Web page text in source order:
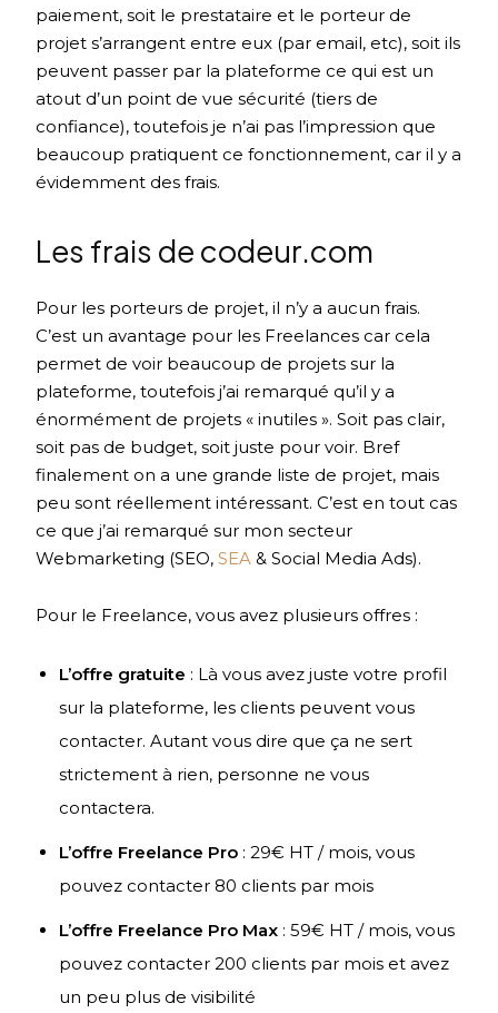
paiement, soit le prestataire et le porteur de
projet s’arrangent entre eux (par email, etc), soit ils
peuvent passer par la plateforme ce qui est un
atout d’un point de vue sécurité (tiers de
confiance), toutefois je n’ai pas l’impression que
beaucoup pratiquent ce fonctionnement, car il y a
évidemment des frais.
Les frais de codeur.com
Pour les porteurs de projet, il n’y a aucun frais.
C’est un avantage pour les Freelances car cela
permet de voir beaucoup de projets sur la
plateforme, toutefois j’ai remarqué qu’il y a
énormément de projets « inutiles ». Soit pas clair,
soit pas de budget, soit juste pour voir. Bref
finalement on a une grande liste de projet, mais
peu sont réellement intéressant. C’est en tout cas
ce que j’ai remarqué sur mon secteur
Webmarketing (SEO,SEA & Social Media Ads).
Pour le Freelance, vous avez plusieurs offres :
L’offre gratuite : Là vous avez juste votre profil
sur la plateforme, les clients peuvent vous
contacter. Autant vous dire que ça ne sert
strictement à rien, personne ne vous
contactera.
L’offre Freelance Pro : 29€ HT / mois, vous
pouvez contacter 80 clients par mois
L’offre Freelance Pro Max : 59€ HT / mois, vous
pouvez contacter 200 clients par mois et avez
un peu plus de visibilité